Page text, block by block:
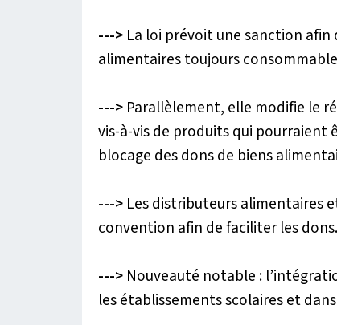
---> La loi prévoit une sanction
alimentaires toujours
---> Parallèlement, elle modifie le
vis-à-vis de produits qui pourraient
blocage des dons de biens
---> Les distributeurs alimentaires
convention afin de faciliter les dons.
---> Nouveauté notable :
les établissements scolaires et